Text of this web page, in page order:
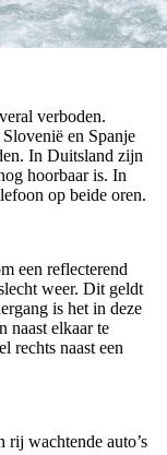
verboden.
en Spanje
In Duitsland zijn
hoorbaar is. In
op beide oren.
een reflecterend
weer. Dit geldt
is het in deze
naast elkaar te
rechts naast een
rij wachtende auto’s